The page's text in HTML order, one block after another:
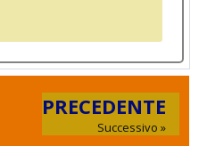
PRECEDENTE
Successivo »